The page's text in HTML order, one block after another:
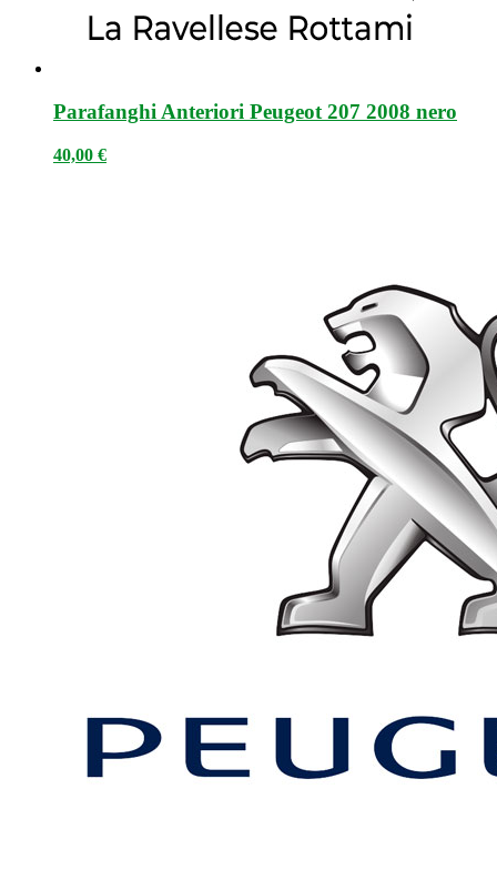
Parafanghi Anteriori Peugeot 207 2008 nero
40,00 €